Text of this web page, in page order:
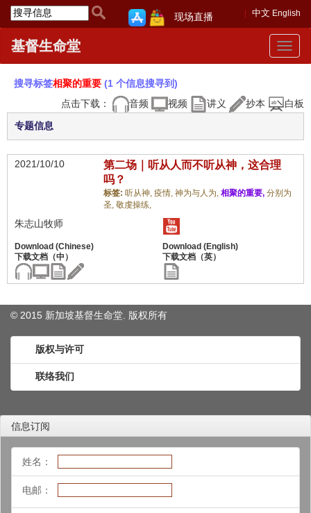
中文 English
现场直播
Toggle
基督生命堂
搜寻标签相聚的重要 (1 个信息搜寻到)
点击下载：
音频 视频 讲义 抄本 白板
专题信息
2021/10/10
第二场｜听从人而不听从神，这合理
吗？
标签: 听从神, 疫情, 神为与人为, 相聚的重要, 分别为
圣, 敬虔操练,
朱志山牧师
© 2015 新加坡基督生命堂. 版权所有
版权与许可
联络我们
信息订阅
姓名：
电邮：